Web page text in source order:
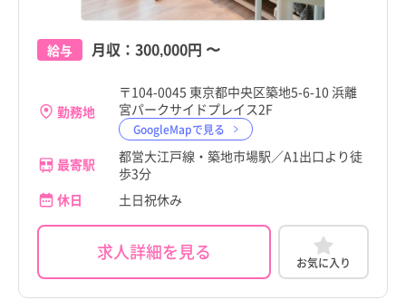
岡山県
広島県
香川県
愛媛県
高知県
狛江市
清瀬市
東久留米市
多摩市
稲城市
東銀座駅
日本橋駅
八丁堀駅
給与 月収： 300,000円 〜
勤務地
〒104-0045 東京都中央区築地5-6-10 浜離
宮パークサイドプレイス2F
GoogleMapで見る
最寄駅
都営大江戸線・築地市場駅／A1出口より徒
歩3分
休日
土日祝休み
求人詳細を見る お気に入り
岡山県
広島県
香川県
愛媛県
高知県
狛江市
清瀬市
東久留米市
多摩市
稲城市
東銀座駅
日本橋駅
八丁堀駅